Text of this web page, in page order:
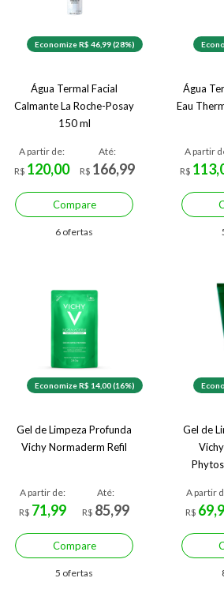
Economize R$ 46,99 (28%)
Água Termal Facial
Calmante La Roche-Posay
150 ml
A partir de:
R$ 120,00
Até:
R$ 166,99
Compare
6 ofertas
Água
Eau
A partir
R$
Economize R$ 14,00 (16%)
Gel de Limpeza Profunda
Vichy Normaderm Refil
A partir de:
R$ 71,99
Até:
R$ 85,99
Compare
5 ofertas
Gel de
A partir
R$